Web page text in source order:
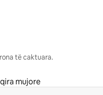
të caktuara.
mujore